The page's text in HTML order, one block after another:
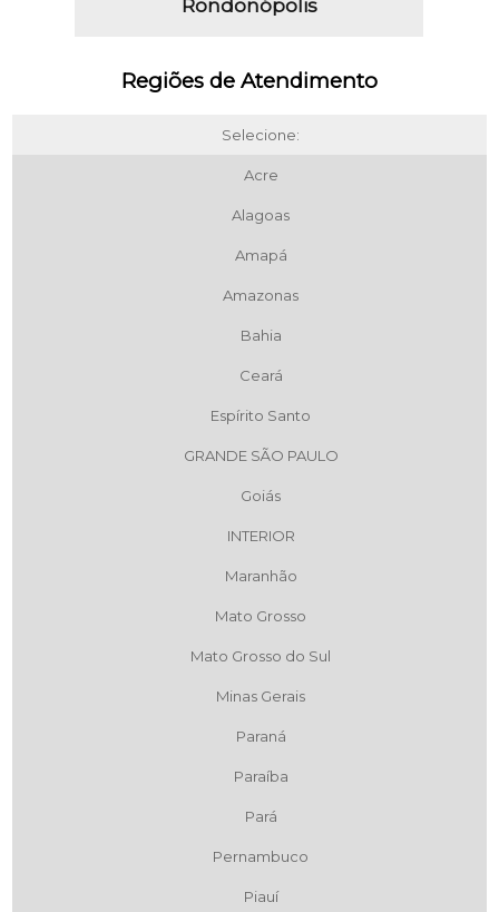
Rondonópolis
Regiões de Atendimento
Selecione:
Acre
Alagoas
Amapá
Amazonas
Bahia
Ceará
Espírito Santo
GRANDE SÃO PAULO
Goiás
INTERIOR
Maranhão
Mato Grosso
Mato Grosso do Sul
Minas Gerais
Paraná
Paraíba
Pará
Pernambuco
Piauí